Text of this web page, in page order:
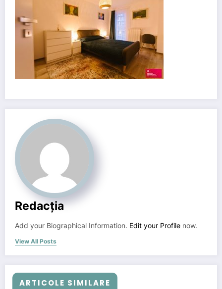
Redacția
Add your Biographical Information. Edit your Profile now.
View All Posts
ARTICOLE SIMILARE